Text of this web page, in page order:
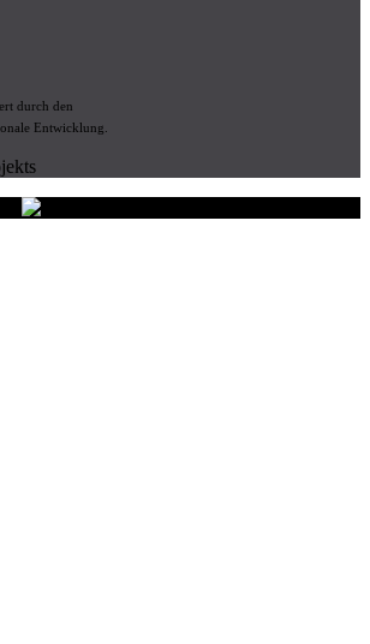
durch den
Entwicklung.